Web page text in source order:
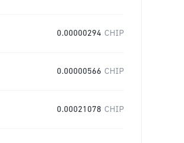
0.00000294 CHIP
0.00000566 CHIP
0.00021078 CHIP